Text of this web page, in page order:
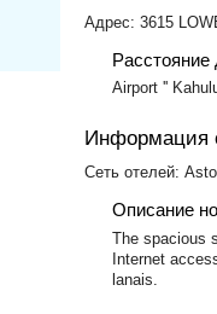
Адрес: 3615
Расстояние
Airport ''
Информация
Сеть отелей:
Описание
The spacious
Internet
lanais.